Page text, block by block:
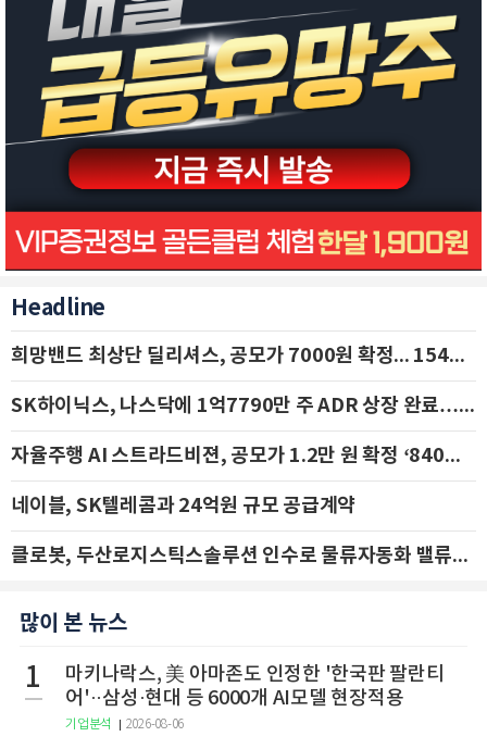
Headline
희망밴드 최상단 딜리셔스, 공모가 7000원 확정... 154억 규모 IPO 돌입
SK하이닉스, 나스닥에 1억7790만 주 ADR 상장 완료…29일 국내 추가 상장
자율주행 AI 스트라드비젼, 공모가 1.2만 원 확정 ‘840억 수혈’
네이블, SK텔레콤과 24억원 규모 공급계약
클로봇, 두산로지스틱스솔루션 인수로 물류자동화 밸류체인 확장 추진 - IBK투자증권
많이 본 뉴스
1
마키나락스, 美 아마존도 인정한 '한국판 팔란티
어'··삼성·현대 등 6000개 AI모델 현장적용
기업분석 2026-08-06